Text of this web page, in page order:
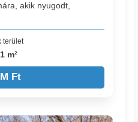
akik nyugodt,
terület
m²
Ft